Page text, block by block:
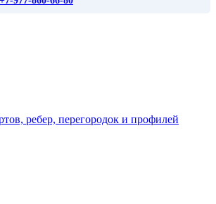
ребер, перегородок и профилей